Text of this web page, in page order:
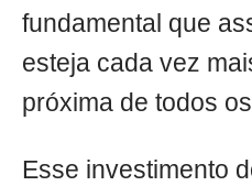
fundamental que
esteja cada vez
próxima de todos
Esse investimento